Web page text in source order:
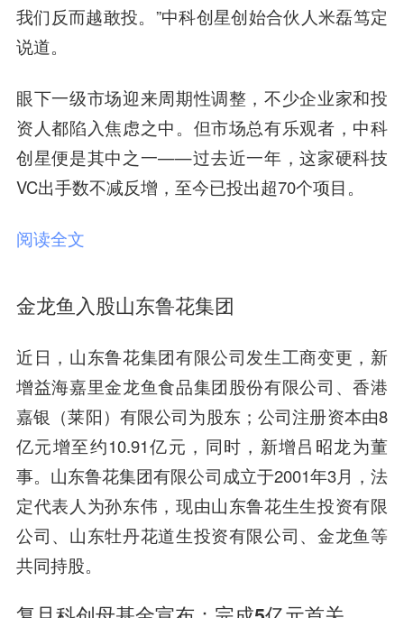
我们反而越敢投。”中科创星创始合伙人米磊笃定
说道。
眼下一级市场迎来周期性调整，不少企业家和投
资人都陷入焦虑之中。但市场总有乐观者，中科
创星便是其中之一——过去近一年，这家硬科技
VC出手数不减反增，至今已投出超70个项目。
阅读全文
金龙鱼入股山东鲁花集团
近日，山东鲁花集团有限公司发生工商变更，新
增益海嘉里金龙鱼食品集团股份有限公司、香港
嘉银（莱阳）有限公司为股东；公司注册资本由8
亿元增至约10.91亿元，同时，新增吕昭龙为董
事。山东鲁花集团有限公司成立于2001年3月，法
定代表人为孙东伟，现由山东鲁花生生投资有限
公司、山东牡丹花道生投资有限公司、金龙鱼等
共同持股。